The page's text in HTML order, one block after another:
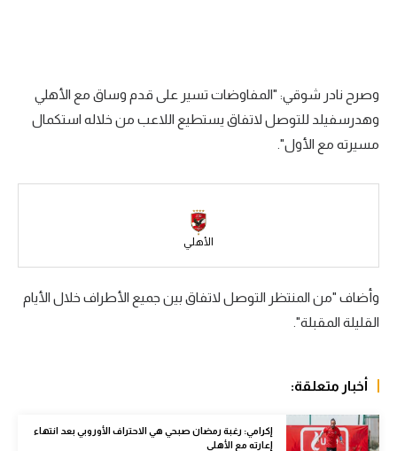
الدوري الإنجليزي
الدوري الإسباني
أمم إفريقيا
كرة السلة الأمريكية
كرة يد
كرة طائرة
وصرح نادر شوقي: "المفاوضات تسير على قدم وساق مع الأهلي
وهدرسفيلد للتوصل لاتفاق يستطيع اللاعب من خلاله استكمال
مسيرته مع الأول".
الأهلي
وأضاف "من المنتظر التوصل لاتفاق بين جميع الأطراف خلال الأيام
القليلة المقبلة".
أخبار متعلقة:
إكرامي: رغبة رمضان صبحي هي الاحتراف الأوروبي بعد انتهاء
إعارته مع الأهلي